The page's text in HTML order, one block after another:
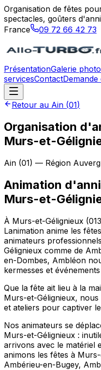
Organisation de fêtes
spectacles, goûters
France
09 72 66 42 73
PrésentationGalerie
servicesContact
Retour au Ain (01)
Organisation
Murs-et-
Ain (01) — Région
Animation
Murs-et-
À Murs-et-Gélignieux
Lanimation anime les
animateurs
Gélignieux comme de
en-Dombes, Ambléon
kermesses et
Que la fête ait lieu à la
Murs-et-Gélignieux,
et ateliers pour captiver
Nos animateurs se
Murs-et-Gélignieux :
arrivons avec le matériel
animons les fêtes à
Ambérieu-en-Bugey,